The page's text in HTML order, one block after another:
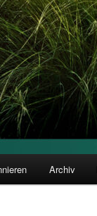
Archiv